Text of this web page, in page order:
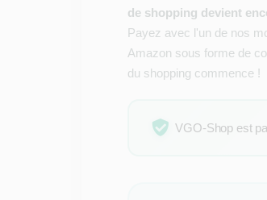
de shopping devient
Payez avec l'un de nos
Amazon sous forme de
du shopping commence !
VGO-Shop est